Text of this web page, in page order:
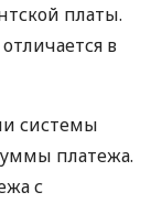
платы.
в
системы
платежа.
с